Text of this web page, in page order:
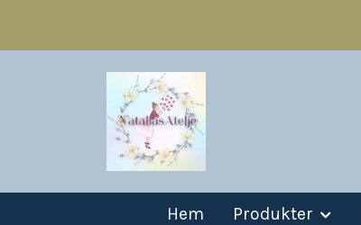
Hem Produkter